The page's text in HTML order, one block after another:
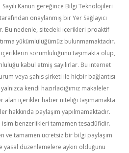
Sayılı Kanun gereğince Bilgi Teknolojileri
onaylanmış bir Yer Sağlayıcı
Bu nedenle, sitedeki içerikleri proaktif
yükümlülüğümüz bulunmamaktadır.
içeriklerin sorumluluğunu taşımakta olup,
kabul etmiş sayılırlar. Bu internet
veya şahıs şirketi ile hiçbir bağlantısı
kendi hazırladığımız makaleler
alan içerikler haber niteliği taşımamakta
hakkında paylaşım yapılmamaktadır.
isim benzerlikleri tamamen tesadüfidir.
ve tamamen ücretsiz bir bilgi paylaşım
düzenlemelere aykırı olduğunu